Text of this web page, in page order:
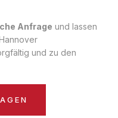
Anfrage und lassen
und zu den